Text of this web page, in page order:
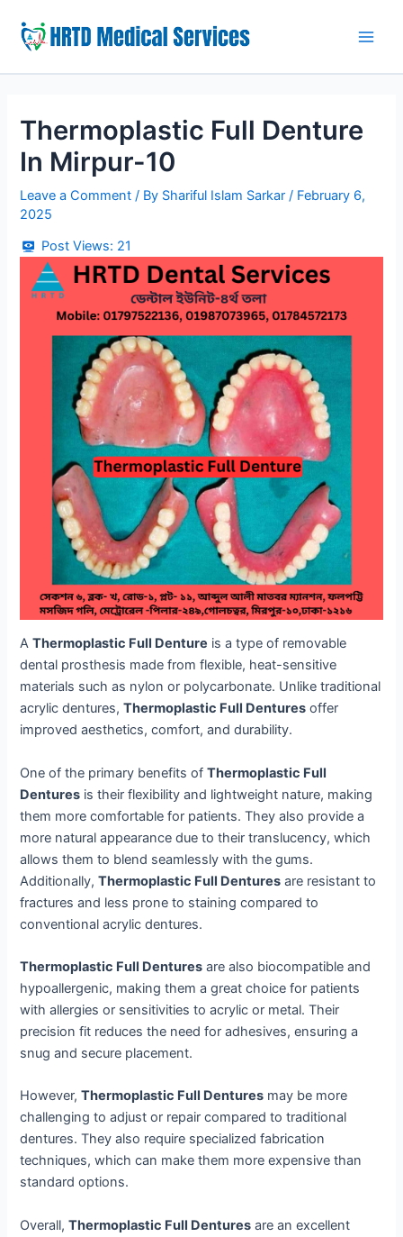
content
Thermoplastic Full Denture
In Mirpur-10
Leave a Comment / By Shariful Islam Sarkar/ February 6,
2025
Post Views: 21
AThermoplastic Full Denture is a type of removable
dental prosthesis made from flexible, heat-sensitive
materials such as nylon or polycarbonate. Unlike traditional
acrylic dentures,Thermoplastic Full Dentures offer
improved aesthetics, comfort, and durability.
One of the primary benefits ofThermoplastic Full
Dentures is their flexibility and lightweight nature, making
them more comfortable for patients. They also provide a
more natural appearance due to their translucency, which
allows them to blend seamlessly with the gums.
Additionally,Thermoplastic Full Dentures are resistant to
fractures and less prone to staining compared to
conventional acrylic dentures.
Thermoplastic Full Dentures are also biocompatible and
hypoallergenic, making them a great choice for patients
with allergies or sensitivities to acrylic or metal. Their
precision fit reduces the need for adhesives, ensuring a
snug and secure placement.
However,Thermoplastic Full Dentures may be more
challenging to adjust or repair compared to traditional
dentures. They also require specialized fabrication
techniques, which can make them more expensive than
standard options.
Overall,Thermoplastic Full Dentures are an excellent